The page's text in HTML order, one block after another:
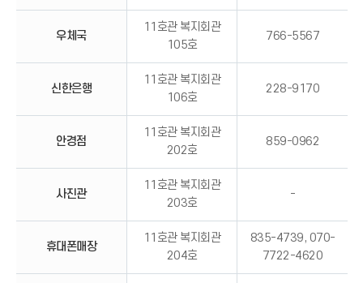
우체국
11호관 복지회관
105호
766-5567
신한은행
11호관 복지회관
106호
228-9170
안경점
11호관 복지회관
202호
859-0962
사진관
11호관 복지회관
203호
-
휴대폰매장
11호관 복지회관
204호
835-4739, 070-
7722-4620